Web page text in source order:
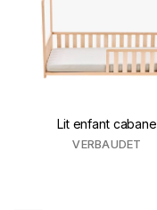
Lit enfant cabane
VERBAUDET